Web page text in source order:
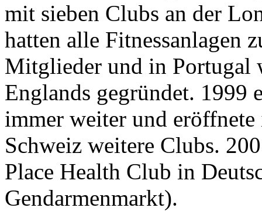
mit sieben Clubs an der
hatten alle Fitnessanlagen
Mitglieder und in Portugal
Englands gegründet. 1999
immer weiter und
Schweiz weitere Clubs.
Place Health Club in
Gendarmenmarkt).